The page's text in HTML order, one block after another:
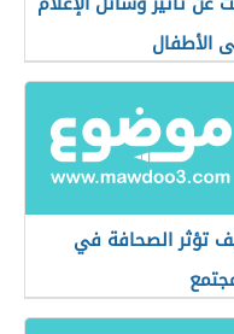
الأطفال
تؤثر الصحافة في